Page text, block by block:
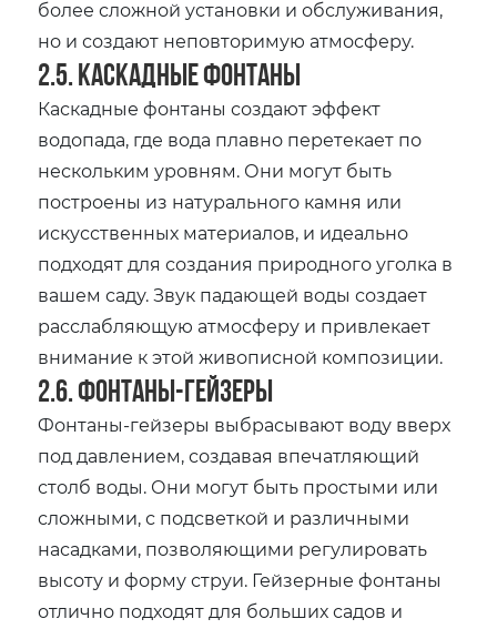
более сложной установки и обслуживания‚
но и создают неповторимую атмосферу.
2.5. Каскадные фонтаны
Каскадные фонтаны создают эффект
водопада‚ где вода плавно перетекает по
нескольким уровням. Они могут быть
построены из натурального камня или
искусственных материалов‚ и идеально
подходят для создания природного уголка в
вашем саду. Звук падающей воды создает
расслабляющую атмосферу и привлекает
внимание к этой живописной композиции.
2.6. Фонтаны-гейзеры
Фонтаны-гейзеры выбрасывают воду вверх
под давлением‚ создавая впечатляющий
столб воды. Они могут быть простыми или
сложными‚ с подсветкой и различными
насадками‚ позволяющими регулировать
высоту и форму струи. Гейзерные фонтаны
отлично подходят для больших садов и